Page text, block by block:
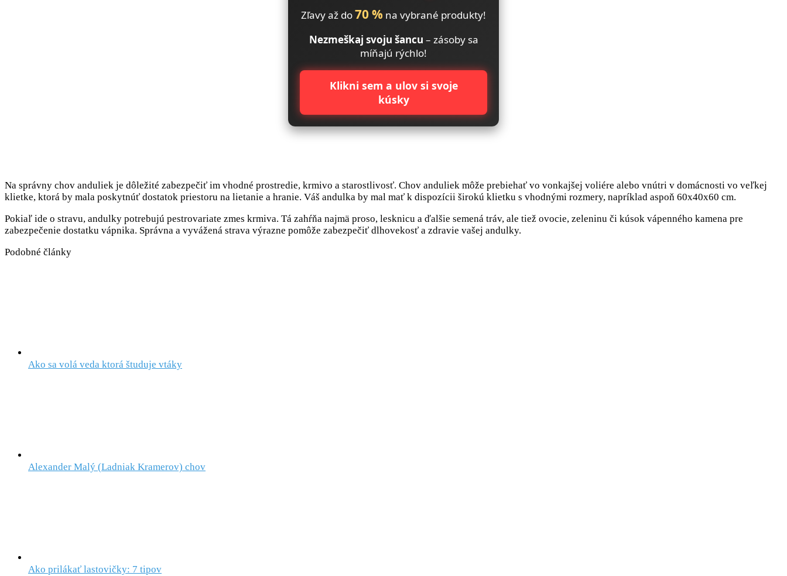
Zľavy až do70 % na vybrané produkty!
Nezmeškaj svoju šancu – zásoby sa
míňajú rýchlo!
Klikni sem a ulov si svoje
kúsky
Na správny chov anduliek je dôležité zabezpečiť im vhodné prostredie, krmivo a starostlivosť. Chov anduliek môže prebiehať vo vonkajšej voliére alebo vnútri v domácnosti vo veľkej
klietke, ktorá by mala poskytnúť dostatok priestoru na lietanie a hranie. Váš andulka by mal mať k dispozícii širokú klietku s vhodnými rozmery, napríklad aspoň 60x40x60 cm.
Pokiaľ ide o stravu, andulky potrebujú pestrovariate zmes krmiva. Tá zahŕňa najmä proso, lesknicu a ďalšie semená tráv, ale tiež ovocie, zeleninu či kúsok vápenného kamena pre
zabezpečenie dostatku vápnika. Správna a vyvážená strava výrazne pomôže zabezpečiť dlhovekosť a zdravie vašej andulky.
Podobné články
Ako sa volá veda ktorá študuje vtáky
Alexander Malý (Ladniak Kramerov) chov
Ako prilákať lastovičky: 7 tipov